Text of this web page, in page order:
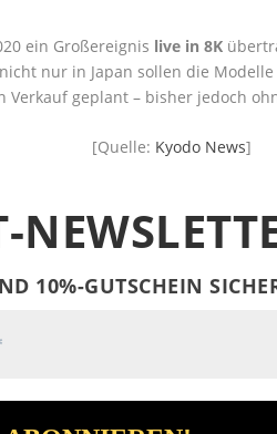
ein Großereignis live in 8K
nur in Japan sollen die
Verkauf geplant – bisher jedoch
[Quelle: Kyodo News]
10%-GUTSCHEIN